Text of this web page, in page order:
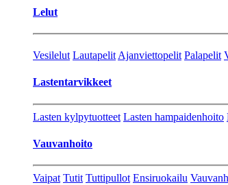
Lelut
Vesilelut Lautapelit Ajanviettopelit Palapelit
Lastentarvikkeet
Lasten kylpytuotteet Lasten hampaidenhoito
Vauvanhoito
Vaipat Tutit Tuttipullot Ensiruokailu